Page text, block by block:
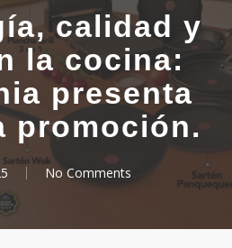
calidad y
la cocina:
presenta
promoción.
No Comments